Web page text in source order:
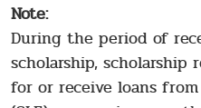
Note:
During the period of
scholarship,
for or receive loans